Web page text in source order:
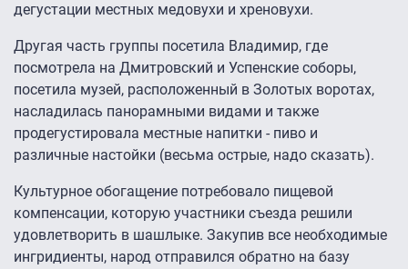
дегустации местных медовухи и хреновухи.
Другая часть группы посетила Владимир, где
посмотрела на Дмитровский и Успенские соборы,
посетила музей, расположенный в Золотых воротах,
насладилась панорамными видами и также
продегустировала местные напитки - пиво и
различные настойки (весьма острые, надо сказать).
Культурное обогащение потребовало пищевой
компенсации, которую участники съезда решили
удовлетворить в шашлыке. Закупив все необходимые
ингридиенты, народ отправился обратно на базу